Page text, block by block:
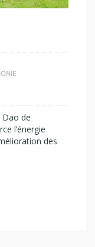
Dao de
l’énergie
des